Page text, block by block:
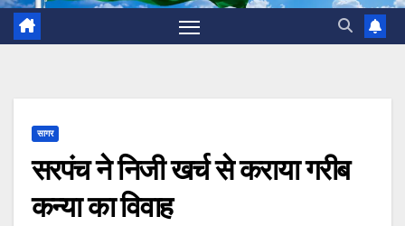
सागर
सरपंच ने निजी खर्च से कराया गरीब
कन्या का विवाह